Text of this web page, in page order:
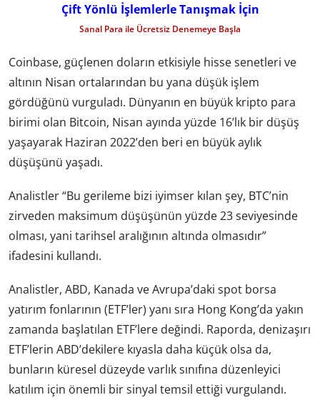
Çift Yönlü İşlemlerle Tanışmak İçin
Sanal Para ile Ücretsiz Denemeye Başla
Coinbase, güçlenen doların etkisiyle hisse senetleri ve
altının Nisan ortalarından bu yana düşük işlem
gördüğünü vurguladı. Dünyanın en büyük kripto para
birimi olan Bitcoin, Nisan ayında yüzde 16’lık bir düşüş
yaşayarak Haziran 2022’den beri en büyük aylık
düşüşünü yaşadı.
Analistler “Bu gerileme bizi iyimser kılan şey, BTC’nin
zirveden maksimum düşüşünün yüzde 23 seviyesinde
olması, yani tarihsel aralığının altında olmasıdır”
ifadesini kullandı.
Analistler, ABD, Kanada ve Avrupa’daki spot borsa
yatırım fonlarının (ETF’ler) yanı sıra Hong Kong’da yakın
zamanda başlatılan ETF’lere değindi. Raporda, denizaşırı
ETF’lerin ABD’dekilere kıyasla daha küçük olsa da,
bunların küresel düzeyde varlık sınıfına düzenleyici
katılım için önemli bir sinyal temsil ettiği vurgulandı.